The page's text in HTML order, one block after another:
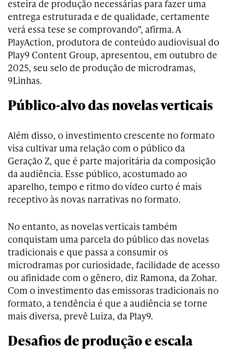
esteira de produção necessárias para fazer uma
entrega estruturada e de qualidade, certamente
verá essa tese se comprovando”, afirma. A
PlayAction, produtora de conteúdo audiovisual do
Play9 Content Group, apresentou, em outubro de
2025, seu selo de produção de microdramas,
9Linhas.
Público-alvo das novelas verticais
Além disso, o investimento crescente no formato
visa cultivar uma relação com o público da
Geração Z, que é parte majoritária da composição
da audiência. Esse público, acostumado ao
aparelho, tempo e ritmo do vídeo curto é mais
receptivo às novas narrativas no formato.
No entanto, as novelas verticais também
conquistam uma parcela do público das novelas
tradicionais e que passa a consumir os
microdramas por curiosidade, facilidade de acesso
ou afinidade com o gênero, diz Ramona, da Zohar.
Com o investimento das emissoras tradicionais no
formato, a tendência é que a audiência se torne
mais diversa, prevê Luiza, da Play9.
Desafios de produção e escala